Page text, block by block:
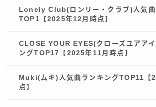
Lonely Club(ロンリー・クラブ)人気曲
TOP1【2025年12月時点】
CLOSE YOUR EYES(クローズユアア
ングTOP17【2025年11月時点】
Muki(ムキ)人気曲ランキングTOP11【
点】